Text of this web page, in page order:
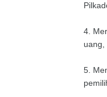
4.
uang,
5.